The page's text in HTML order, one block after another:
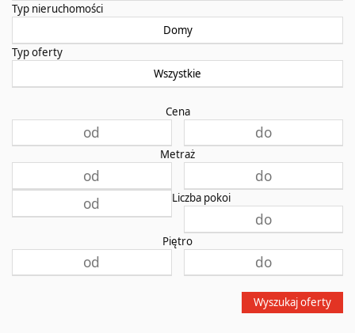
Typ nieruchomości
Domy
Typ oferty
Wszystkie
Cena
Metraż
Liczba pokoi
Piętro
Wyszukaj oferty